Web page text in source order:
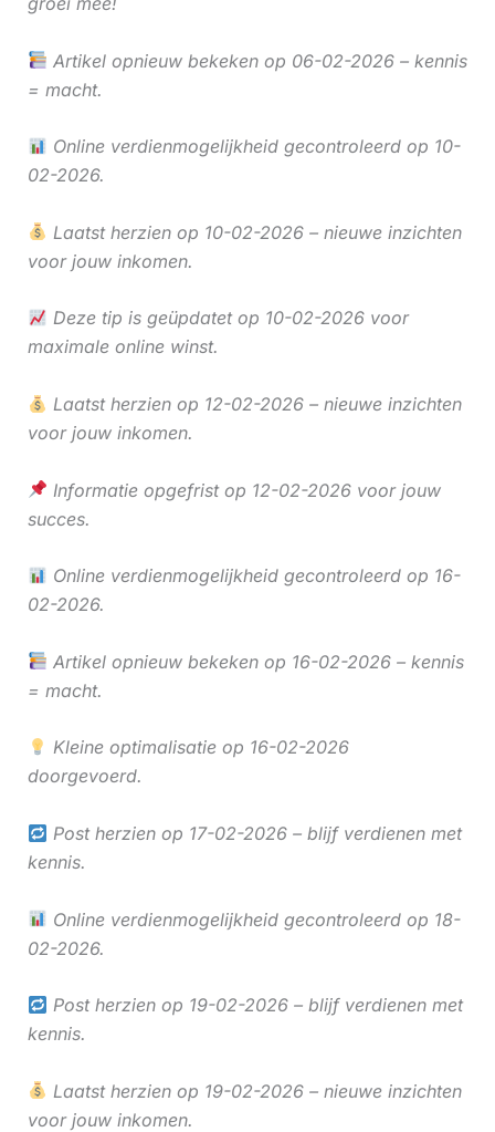
Artikel opnieuw bekeken op 06-02-2026 – kennis
= macht.
Online verdienmogelijkheid gecontroleerd op 10-
02-2026.
Laatst herzien op 10-02-2026 – nieuwe inzichten
voor jouw inkomen.
Deze tip is geüpdatet op 10-02-2026 voor
maximale online winst.
Laatst herzien op 12-02-2026 – nieuwe inzichten
voor jouw inkomen.
Informatie opgefrist op 12-02-2026 voor jouw
succes.
Online verdienmogelijkheid gecontroleerd op 16-
02-2026.
Artikel opnieuw bekeken op 16-02-2026 – kennis
= macht.
Kleine optimalisatie op 16-02-2026
doorgevoerd.
Post herzien op 17-02-2026 – blijf verdienen met
kennis.
Online verdienmogelijkheid gecontroleerd op 18-
02-2026.
Post herzien op 19-02-2026 – blijf verdienen met
kennis.
Laatst herzien op 19-02-2026 – nieuwe inzichten
voor jouw inkomen.